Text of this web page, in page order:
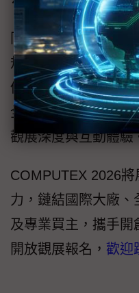
同時，主辦單位之
規劃採購洽談會、
倡議、新創競賽發
全球媒體與科技意見
觀展深度與互動體驗
COMPUTEX 2026
力，鏈結國際大廠、
及專業買主，攜手
開放觀展報名， 歡迎